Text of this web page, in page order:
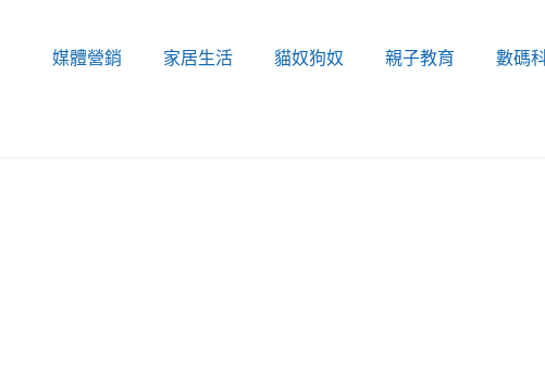
媒體營銷 家居生活 貓奴狗奴 親子教育 數碼